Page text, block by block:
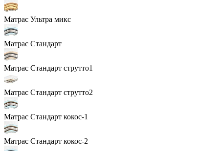
Матрас Ультра микс
Матрас Стандарт
Матрас Стандарт струтто1
Матрас Стандарт струтто2
Матрас Стандарт кокос-1
Матрас Стандарт кокос-2